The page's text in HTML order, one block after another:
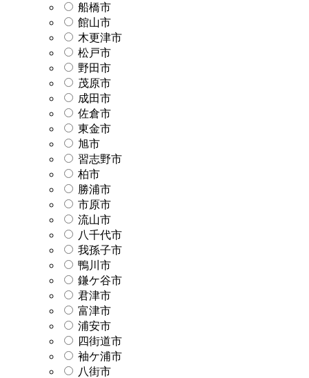
船橋市
館山市
木更津市
松戸市
野田市
茂原市
成田市
佐倉市
東金市
旭市
習志野市
柏市
勝浦市
市原市
流山市
八千代市
我孫子市
鴨川市
鎌ケ谷市
君津市
富津市
浦安市
四街道市
袖ケ浦市
八街市